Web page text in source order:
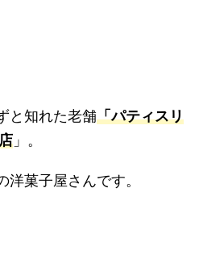
と知れた老舗「パティスリ
」。
菓子屋さんです。